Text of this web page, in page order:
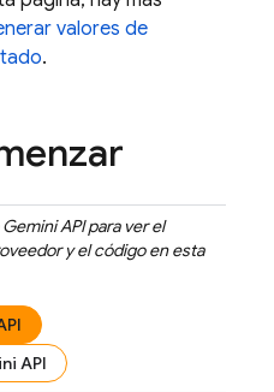
valores de
.
Gemini APIpara ver el
y el código en esta
API